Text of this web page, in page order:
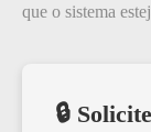
que o sistema
🔒